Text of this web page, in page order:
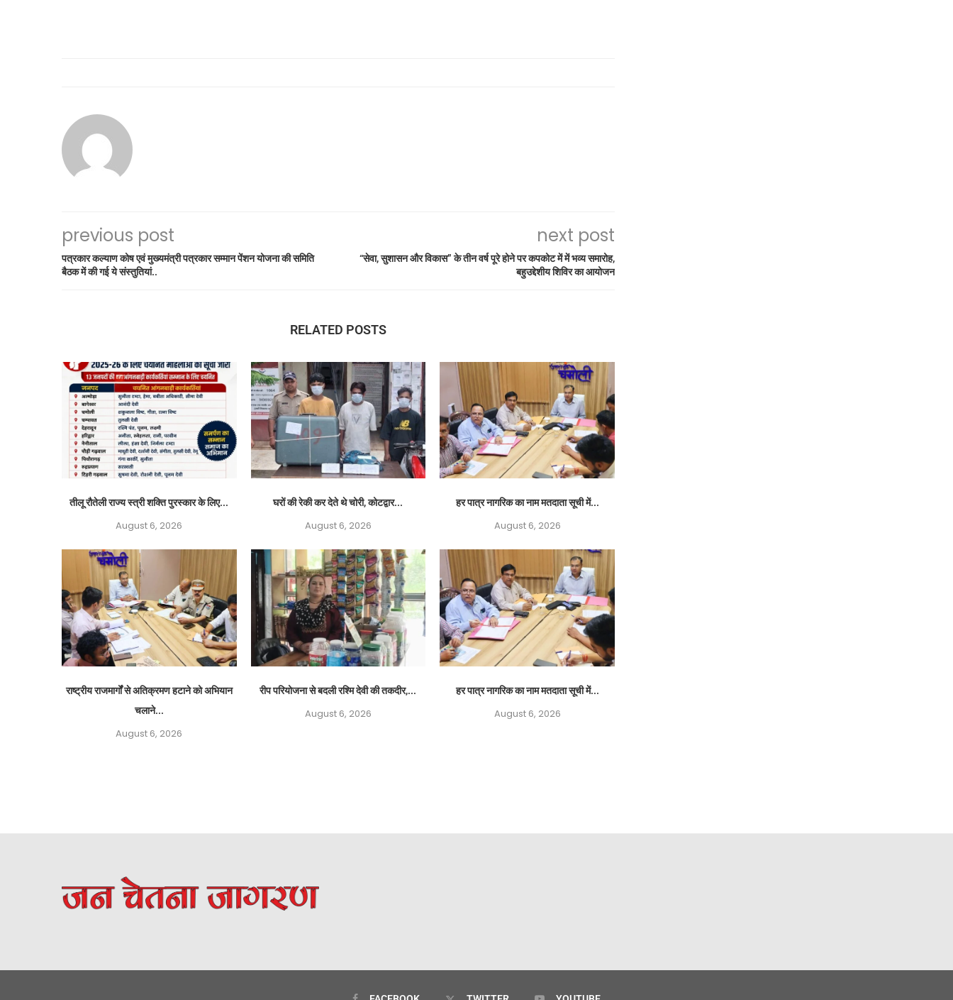
previous post
पत्रकार कल्याण कोष एवं मुख्यमंत्री पत्रकार सम्मान पेंशन योजना की समिति
बैठक में की गई ये संस्तुतियां..
next post
“सेवा, सुशासन और विकास” के तीन वर्ष पूरे होने पर कपकोट में में भव्य समारोह,
बहुउद्देशीय शिविर का आयोजन
RELATED POSTS
तीलू रौतेली राज्य स्त्री शक्ति पुरस्कार के लिए...
August 6, 2026
घरों की रेकी कर देते थे चोरी, कोटद्वार...
August 6, 2026
हर पात्र नागरिक का नाम मतदाता सूची में...
August 6, 2026
राष्ट्रीय राजमार्गों से अतिक्रमण हटाने को अभियान
चलाने...
August 6, 2026
रीप परियोजना से बदली रश्मि देवी की तकदीर,...
August 6, 2026
हर पात्र नागरिक का नाम मतदाता सूची में...
August 6, 2026